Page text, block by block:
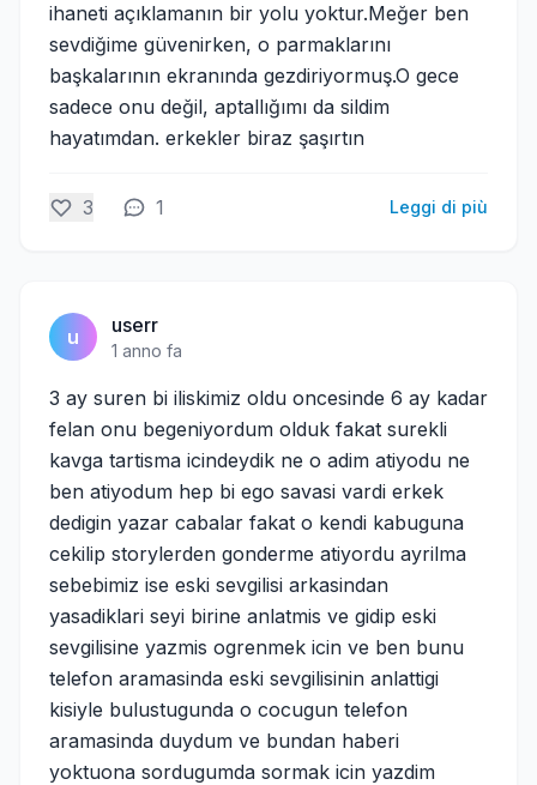
ihaneti açıklamanın bir yolu yoktur.Meğer ben
sevdiğime güvenirken, o parmaklarını
başkalarının ekranında gezdiriyormuş.O gece
sadece onu değil, aptallığımı da sildim
hayatımdan. erkekler biraz şaşırtın
3 1 Leggi di più
u userr
1 anno fa
3 ay suren bi iliskimiz oldu oncesinde 6 ay kadar
felan onu begeniyordum olduk fakat surekli
kavga tartisma icindeydik ne o adim atiyodu ne
ben atiyodum hep bi ego savasi vardi erkek
dedigin yazar cabalar fakat o kendi kabuguna
cekilip storylerden gonderme atiyordu ayrilma
sebebimiz ise eski sevgilisi arkasindan
yasadiklari seyi birine anlatmis ve gidip eski
sevgilisine yazmis ogrenmek icin ve ben bunu
telefon aramasinda eski sevgilisinin anlattigi
kisiyle bulustugunda o cocugun telefon
aramasinda duydum ve bundan haberi
yoktuona sordugumda sormak icin yazdim